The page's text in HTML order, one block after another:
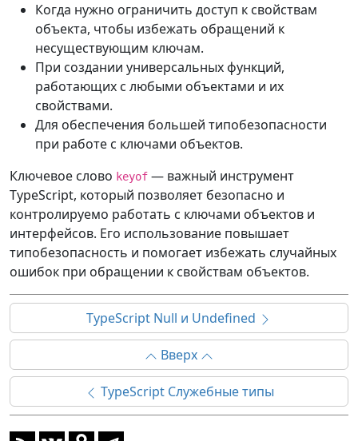
Когда нужно ограничить доступ к свойствам
объекта, чтобы избежать обращений к
несуществующим ключам.
При создании универсальных функций,
работающих с любыми объектами и их
свойствами.
Для обеспечения большей типобезопасности
при работе с ключами объектов.
Ключевое слово keyof — важный инструмент
TypeScript, который позволяет безопасно и
контролируемо работать с ключами объектов и
интерфейсов. Его использование повышает
типобезопасность и помогает избежать случайных
ошибок при обращении к свойствам объектов.
TypeScript Null и Undefined
Вверх
TypeScript Служебные типы